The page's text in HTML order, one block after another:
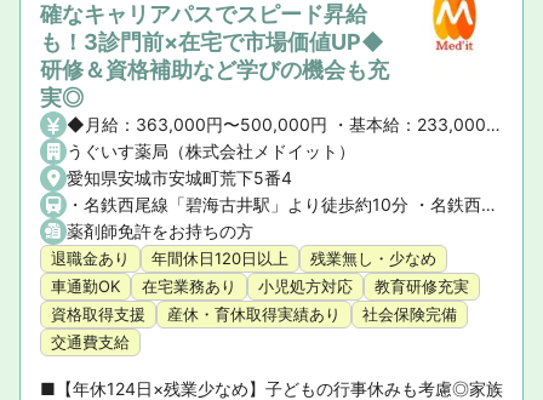
確なキャリアパスでスピード昇給
も！3診門前×在宅で市場価値UP◆
研修＆資格補助など学びの機会も充
実◎
◆月給：363,000円〜500,000円 ・基本給：233,000円 ・薬剤師手当：60,000円 ・職能手当5,000～100,000円 ・能力給65,000円～ その他各種資格手当 ◆年俸制：435万～600万円 ・昇給昇格 年1回 ・固定残業代なし
うぐいす薬局（株式会社メドイット）
愛知県安城市安城町荒下5番4
・名鉄西尾線「碧海古井駅」より徒歩約10分 ・名鉄西尾線「南安城駅」より徒歩約17分 ★マイカー通勤OK！
薬剤師免許をお持ちの方
退職金あり 年間休日120日以上
残業無し・少なめ
車通勤OK
在宅業務あり 小児処方対応
教育研修充実
資格取得支援
産休・育休取得実績あり
社会保険完備
交通費支給
■【年休124日×残業少なめ】子どもの行事休みも考慮◎家族